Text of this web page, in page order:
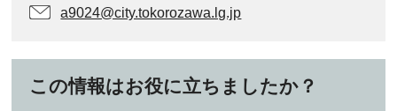
a9024@city.tokorozawa.lg.jp
この情報はお役に立ちましたか？